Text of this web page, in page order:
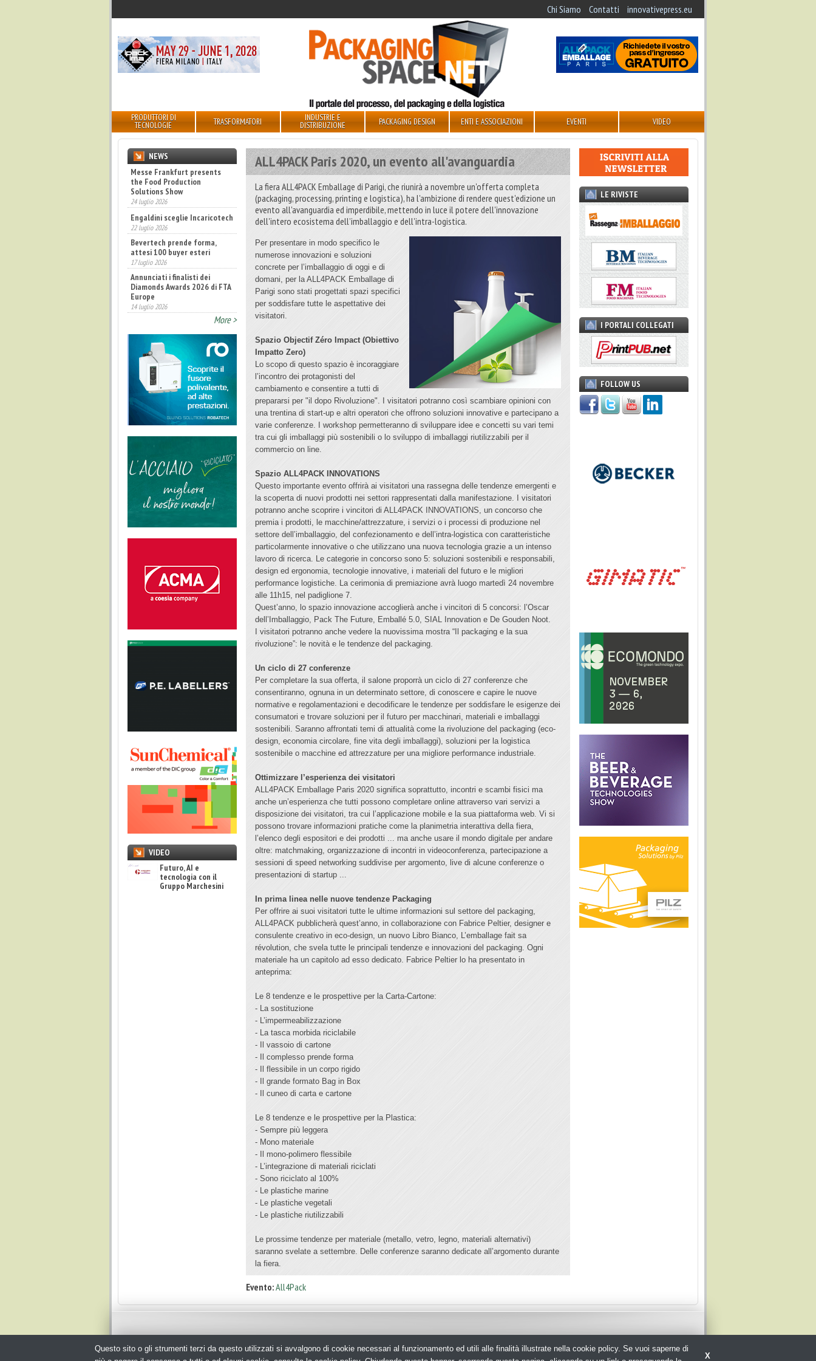
Chi Siamo Contatti innovativepress.eu
PRODUTTORI DI
TECNOLOGIE TRASFORMATORI INDUSTRIE E
DISTRIBUZIONE PACKAGING DESIGN ENTI E ASSOCIAZIONI EVENTI VIDEO
ALL4PACK Paris 2020, un evento all'avanguardia
La fiera ALL4PACK Emballage di Parigi, che riunirà a novembre un'offerta completa
(packaging, processing, printing e logistica), ha l'ambizione di rendere quest'edizione un
evento all'avanguardia ed imperdibile, mettendo in luce il potere dell'innovazione
dell'intero ecosistema dell’imballaggio e dell'intra-logistica.
Per presentare in modo specifico le
numerose innovazioni e soluzioni
concrete per l’imballaggio di oggi e di
domani, per la ALL4PACK Emballage di
Parigi sono stati progettati spazi specifici
per soddisfare tutte le aspettative dei
visitatori.
Spazio Objectif Zéro Impact (Obiettivo
Impatto Zero)
Lo scopo di questo spazio è incoraggiare
l’incontro dei protagonisti del
cambiamento e consentire a tutti di
prepararsi per "il dopo Rivoluzione". I visitatori potranno così scambiare opinioni con
una trentina di start-up e altri operatori che offrono soluzioni innovative e partecipano a
varie conferenze. I workshop permetteranno di sviluppare idee e concetti su vari temi
tra cui gli imballaggi più sostenibili o lo sviluppo di imballaggi riutilizzabili per il
commercio on line.
Spazio ALL4PACK INNOVATIONS
Questo importante evento offrirà ai visitatori una rassegna delle tendenze emergenti e
la scoperta di nuovi prodotti nei settori rappresentati dalla manifestazione. I visitatori
potranno anche scoprire i vincitori di ALL4PACK INNOVATIONS, un concorso che
premia i prodotti, le macchine/attrezzature, i servizi o i processi di produzione nel
settore dell’imballaggio, del confezionamento e dell’intra-logistica con caratteristiche
particolarmente innovative o che utilizzano una nuova tecnologia grazie a un intenso
lavoro di ricerca. Le categorie in concorso sono 5: soluzioni sostenibili e responsabili,
design ed ergonomia, tecnologie innovative, i materiali del futuro e le migliori
performance logistiche. La cerimonia di premiazione avrà luogo martedì 24 novembre
alle 11h15, nel padiglione 7.
Quest’anno, lo spazio innovazione accoglierà anche i vincitori di 5 concorsi: l’Oscar
dell’Imballaggio, Pack The Future, Emballé 5.0, SIAL Innovation e De Gouden Noot.
I visitatori potranno anche vedere la nuovissima mostra “Il packaging e la sua
rivoluzione”: le novità e le tendenze del packaging.
Un ciclo di 27 conferenze
Per completare la sua offerta, il salone proporrà un ciclo di 27 conferenze che
consentiranno, ognuna in un determinato settore, di conoscere e capire le nuove
normative e regolamentazioni e decodificare le tendenze per soddisfare le esigenze dei
consumatori e trovare soluzioni per il futuro per macchinari, materiali e imballaggi
sostenibili. Saranno affrontati temi di attualità come la rivoluzione del packaging (eco-
design, economia circolare, fine vita degli imballaggi), soluzioni per la logistica
sostenibile o macchine ed attrezzature per una migliore performance industriale.
Ottimizzare l’esperienza dei visitatori
ALL4PACK Emballage Paris 2020 significa soprattutto, incontri e scambi fisici ma
anche un’esperienza che tutti possono completare online attraverso vari servizi a
disposizione dei visitatori, tra cui l’applicazione mobile e la sua piattaforma web. Vi si
possono trovare informazioni pratiche come la planimetria interattiva della fiera,
l’elenco degli espositori e dei prodotti ... ma anche usare il mondo digitale per andare
oltre: matchmaking, organizzazione di incontri in videoconferenza, partecipazione a
sessioni di speed networking suddivise per argomento, live di alcune conferenze o
presentazioni di startup ...
In prima linea nelle nuove tendenze Packaging
Per offrire ai suoi visitatori tutte le ultime informazioni sul settore del packaging,
ALL4PACK pubblicherà quest’anno, in collaborazione con Fabrice Peltier, designer e
consulente creativo in eco-design, un nuovo Libro Bianco, L’emballage fait sa
révolution, che svela tutte le principali tendenze e innovazioni del packaging. Ogni
materiale ha un capitolo ad esso dedicato. Fabrice Peltier lo ha presentato in
anteprima:
Le 8 tendenze e le prospettive per la Carta-Cartone:
- La sostituzione
- L’impermeabilizzazione
- La tasca morbida riciclabile
- Il vassoio di cartone
- Il complesso prende forma
- Il flessibile in un corpo rigido
- Il grande formato Bag in Box
- Il cuneo di carta e cartone
Le 8 tendenze e le prospettive per la Plastica:
- Sempre più leggera
- Mono materiale
- Il mono-polimero flessibile
- L’integrazione di materiali riciclati
- Sono riciclato al 100%
- Le plastiche marine
- Le plastiche vegetali
- Le plastiche riutilizzabili
Le prossime tendenze per materiale (metallo, vetro, legno, materiali alternativi)
saranno svelate a settembre. Delle conferenze saranno dedicate all’argomento durante
la fiera.
Evento:All4Pack
NEWS
Engaldini sceglie Incaricotech
22 luglio 2026
Bevertech prende forma,
attesi 100 buyer esteri
17 luglio 2026
Annunciati i finalisti dei
Diamonds Awards 2026 di FTA
Europe
14 luglio 2026
Fatturato record per
l'industria cosmetica in Italia
10 luglio 2026
More >
VIDEO
Futuro, AI e
tecnologia con il
Gruppo Marchesini
LE RIVISTE
I PORTALI COLLEGATI
FOLLOW US
© Copyright 2026. Packagingspace.net - Il portale del packaging - N.ro Iscrizione ROC 35480 - X
Questo sito o gli strumenti terzi da questo utilizzati si avvalgono di cookie necessari al funzionamento ed utili alle finalità illustrate nella cookie policy. Se vuoi saperne di